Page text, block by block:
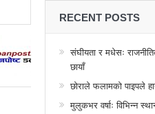
वैचारिक, राजनीतिक
साक्षरताको
३ वटा सूचीकरणबाट हटे
RECENT POSTS
संघीयता र मधेसः
छायाँ
छोराले फलामको पाइपले
मुलुकभर वर्षाः विभिन्न